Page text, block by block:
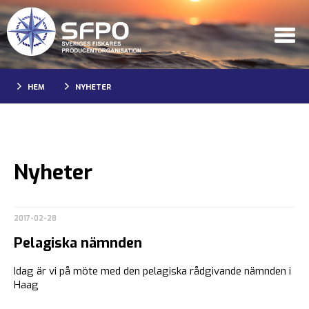
HEM NYHETER
Nyheter
2017-02-28
Pelagiska nämnden
Idag är vi på möte med den pelagiska rådgivande nämnden i
Haag